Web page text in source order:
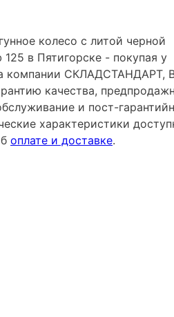
колесо с литой черной
в Пятигорске - покупая у
компании СКЛАДСТАНДАРТ,
качества,
и пост-
характеристики
оплате и доставке.